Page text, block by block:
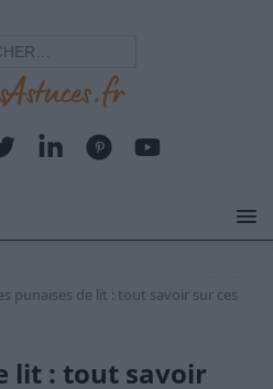
punaises de lit : tout savoir sur ces
lit : tout savoir